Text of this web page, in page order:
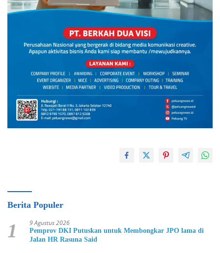
Berita Populer
1 9 Agustus 2026
Pemprov DKI Putuskan untuk Membongkar JPO lama di
Jalan HR Rasuna Said